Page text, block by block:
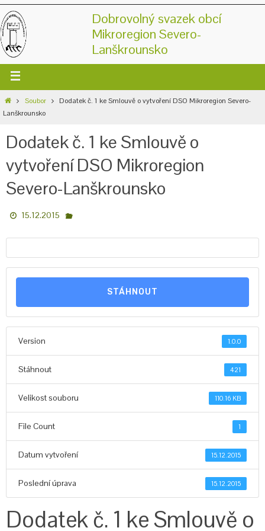
Dobrovolný svazek obcí
Mikroregion Severo-
Lanškrounsko
Soubor
Dodatek č. 1 ke Smlouvě o vytvoření DSO Mikroregion Severo-
Lanškrounsko
Dodatek č. 1 ke Smlouvě o
vytvoření DSO Mikroregion
Severo-Lanškrounsko
15.12.2015
STÁHNOUT
Version 1.0.0
Stáhnout 421
Velikost souboru 110.16 KB
File Count 1
Datum vytvoření 15.12.2015
Poslední úprava 15.12.2015
Dodatek č. 1 ke Smlouvě o